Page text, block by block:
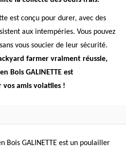
est conçu pour durer, avec des
aux intempéries. Vous pouvez
vous soucier de leur sécurité.
farmer vraiment réussie,
Bois GALINETTE est
vos amis volatiles !
Bois GALINETTE est un poulailler